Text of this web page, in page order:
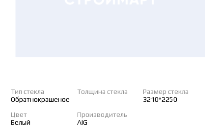
Тип стекла
Обратнокрашеное
Толщина стекла
Размер стекла
3210*2250
Цвет
Белый
Производитель
AIG